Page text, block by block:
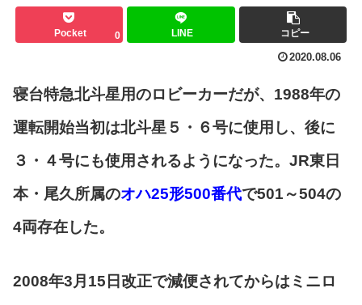
Pocket 0 LINE コピー
2020.08.06
寝台特急北斗星用のロビーカーだが、1988年の
運転開始当初は北斗星５・６号に使用し、後に
３・４号にも使用されるようになった。JR東日
本・尾久所属のオハ25形500番代で501～504の
4両存在した。
2008年3月15日改正で減便されてからはミニロ